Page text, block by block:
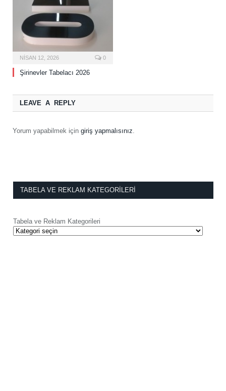
NISAN 12, 2026 0
Şirinevler Tabelacı 2026
LEAVE A REPLY
Yorum yapabilmek için giriş yapmalısınız.
TABELA VE REKLAM KATEGORILERI
Tabela ve Reklam Kategorileri